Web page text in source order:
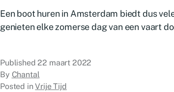
Een boot huren in Amsterdam biedt dus
genieten elke zomerse dag van een vaart
Published22 maart 2022
By Chantal
Posted inVrije Tijd